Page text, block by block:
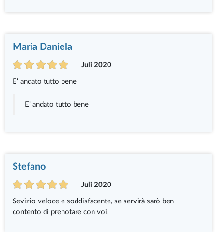
Maria Daniela
Juli 2020
E' andato tutto bene
E' andato tutto bene
Stefano
Juli 2020
Sevizio veloce e soddisfacente, se servirà sarò ben
contento di prenotare con voi.